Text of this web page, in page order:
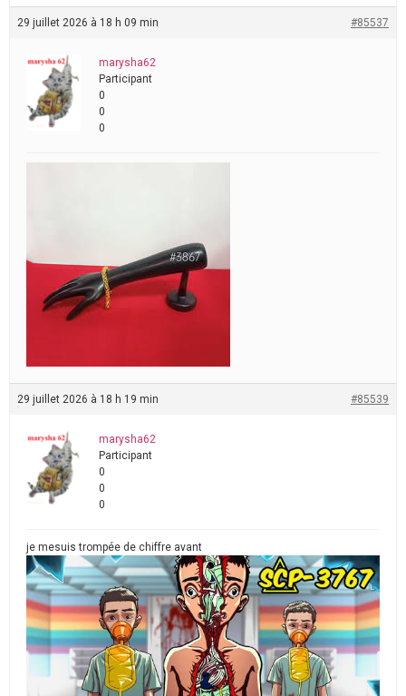
29 juillet 2026 à 18 h 09 min #85537
marysha62
Participant
0
0
0
29 juillet 2026 à 18 h 19 min #85539
marysha62
Participant
0
0
0
je mesuis trompée de chiffre avant